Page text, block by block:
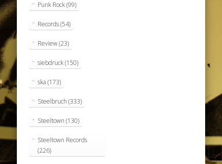
Punk Rock(99)
Records(54)
Review(23)
siebdruck(150)
ska (173)
Steelbruch (333)
Steeltown (130)
Steeltown Records
(226)